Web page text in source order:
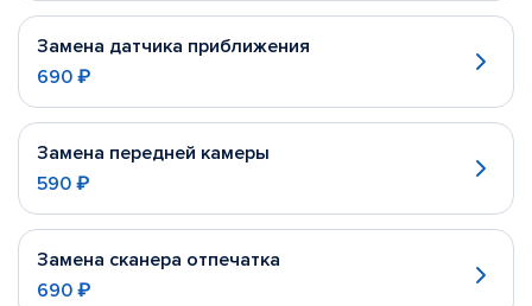
Замена датчика приближения
690 ₽
Замена передней камеры
590 ₽
Замена сканера отпечатка
690 ₽